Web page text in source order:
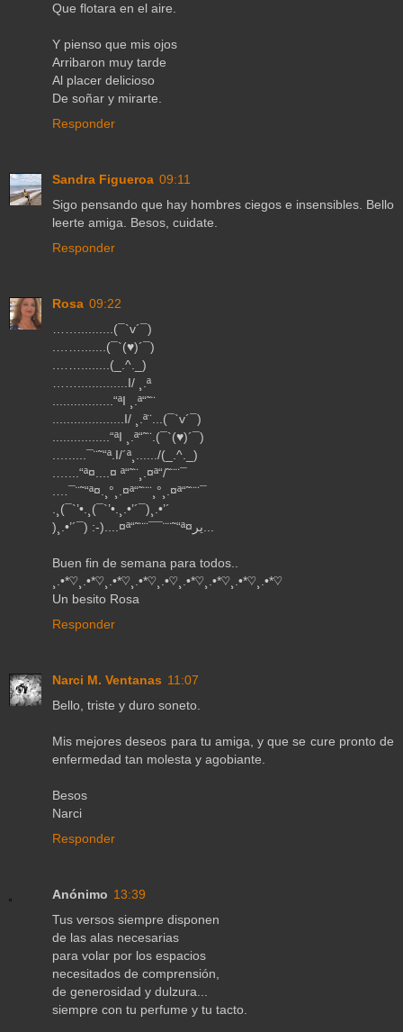
Que flotara en el aire.
Y pienso que mis ojos
Arribaron muy tarde
Al placer delicioso
De soñar y mirarte.
Responder
Sandra Figueroa 09:11
Sigo pensando que hay hombres ciegos e insensibles. Bello
leerte amiga. Besos, cuidate.
Responder
Rosa 09:22
……..........(¯`v´¯)
.…….......(¯`(♥)´¯)
.……........(_.^._)
……..............I/ ¸.ª
.................“ªI ¸.ª“˜¨
....................I/ ¸.ª¨...(¯`v´¯)
................“ªI ¸.ª“˜¨.(¯`(♥)´¯)
.….....¯¨˜“ª.I/´ª¸....../(_.^._)
.…...“ª¤....¤ ª“˜¨¸.¤ª“/˜¨¨¯
.…¯¨˜“ª¤.¸°¸.¤ª“˜¨¨¸°¸.¤ª“˜¨¨¯
.¸(¯`’•.¸(¯`’•.¸.•’´¯)¸.•’´
)¸.•’´¯) :-)....¤ª“˜¨¨¯¯¨¨˜“ª¤ير...
Buen fin de semana para todos..
¸.•*♡¸.•*♡¸.•*♡¸.•*♡¸.•♡¸.•*♡¸.•*♡¸.•*♡¸.•*♡
Un besito Rosa
Responder
Narci M. Ventanas 11:07
Bello, triste y duro soneto.
Mis mejores deseos para tu amiga, y que se cure pronto de
enfermedad tan molesta y agobiante.
Besos
Narci
Responder
Anónimo 13:39
Tus versos siempre disponen
de las alas necesarias
para volar por los espacios
necesitados de comprensión,
de generosidad y dulzura...
siempre con tu perfume y tu tacto.